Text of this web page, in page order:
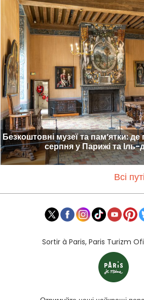
Безкоштовні музеї та пам’ятки:
серпня у Парижі та
Всі
Sortir à Paris, Paris Turizm